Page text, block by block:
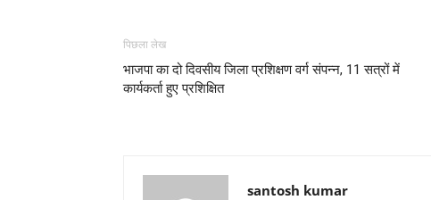
पिछला लेख
भाजपा का दो दिवसीय जिला प्रशिक्षण वर्ग संपन्न, 11 सत्रों में
कार्यकर्ता हुए प्रशिक्षित
santosh kumar